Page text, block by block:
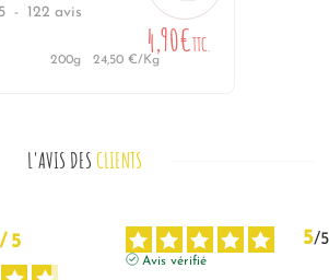
5 - 122 avis
4,90€TTC.
200g 24,50 €/Kg
L'AVIS DESCLIENTS
/ 5 5/5
Avis vérifié